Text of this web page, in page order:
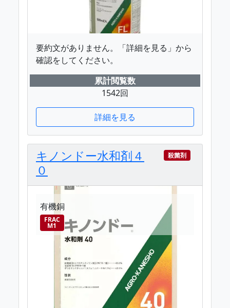
要約文がありません。「詳細を見る」から
確認をしてください。
累計閲覧数
1542回
詳細を見る
キノンドー水和剤４
０
殺菌剤
有機銅
FRAC
M1